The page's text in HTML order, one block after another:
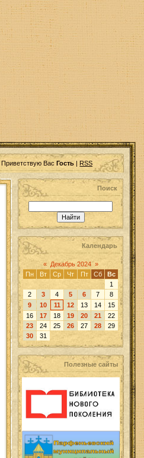
Приветствую Вас Гость | RSS
Поиск
Календарь
« Декабрь 2024 »
Пн
Вт Ср Чт Пт Сб
Вс
1
2
3 4 5 6 7
8
9
10 11 12 13 14
15
16
17 18 19 20 21
22
23
24 25 26 27 28
29
30
31
Полезные сайты